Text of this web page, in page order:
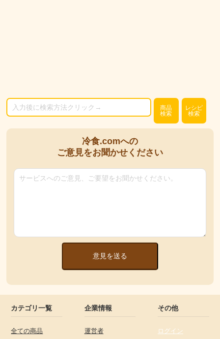
商品
検索
レシピ
検索
冷食.comへの
ご意見をお聞かせください
意見を送る
カテゴリ一覧
全ての商品
企業情報
運営者
その他
ログイン